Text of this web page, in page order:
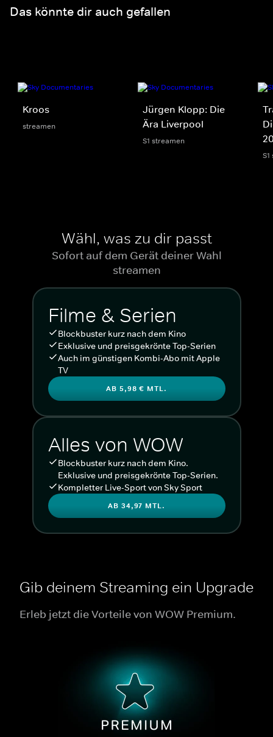
Das könnte dir auch gefallen
Kroos
streamen
Jürgen Klopp: Die
Ära Liverpool
S1 streamen
Wähl, was zu dir passt
Sofort auf dem Gerät deiner Wahl
streamen
Filme & Serien
Blockbuster kurz nach dem Kino
Exklusive und preisgekrönte Top-Serien
Auch im günstigen Kombi-Abo mit Apple
TV
AB 5,98 € MTL.
Alles von WOW
Blockbuster kurz nach dem Kino.
Exklusive und preisgekrönte Top-Serien.
Kompletter Live-Sport von Sky Sport
AB 34,97 MTL.
Gib deinem Streaming ein Upgrade
Erleb jetzt die Vorteile von WOW Premium.